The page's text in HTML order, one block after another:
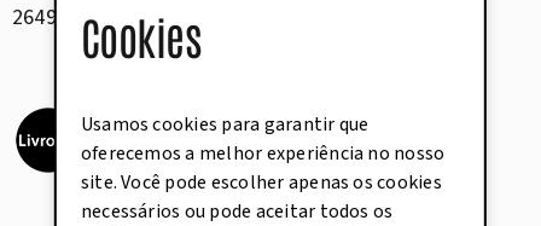
Cookies
Usamos cookies para garantir que
oferecemos a melhor experiência no nosso
site. Você pode escolher apenas os cookies
necessários ou pode aceitar todos os
2649-506 Alcabideche